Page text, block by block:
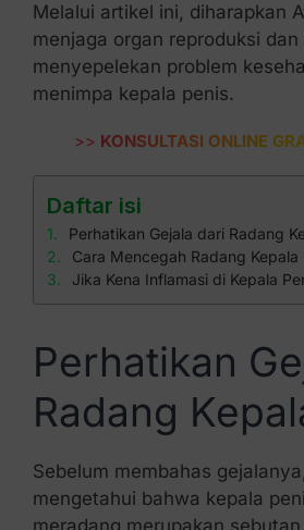
Melalui artikel ini, diharapkan
menjaga organ reproduksi
menyepelekan problem
menimpa kepala penis.
>> KONSULTASI ONLINE
Daftar isi
Perhatikan Gejala dari Radang
Cara Mencegah Radang Kepala
Jika Kena Inflamasi di Kepala Penis,
Perhatikan
Radang
Sebelum membahas
mengetahui bahwa kepala
meradang merupakan